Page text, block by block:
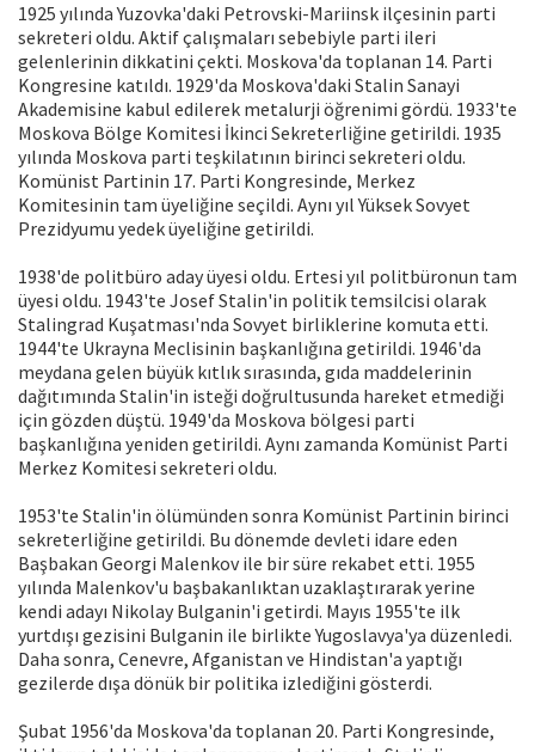
1925 yılında Yuzovka'daki Petrovski-Mariinsk ilçesinin parti
sekreteri oldu. Aktif çalışmaları sebebiyle parti ileri
gelenlerinin dikkatini çekti. Moskova'da toplanan 14. Parti
Kongresine katıldı. 1929'da Moskova'daki Stalin Sanayi
Akademisine kabul edilerek metalurji öğrenimi gördü. 1933'te
Moskova Bölge Komitesi İkinci Sekreterliğine getirildi. 1935
yılında Moskova parti teşkilatının birinci sekreteri oldu.
Komünist Partinin 17. Parti Kongresinde, Merkez
Komitesinin tam üyeliğine seçildi. Aynı yıl Yüksek Sovyet
Prezidyumu yedek üyeliğine getirildi.
1938'de politbüro aday üyesi oldu. Ertesi yıl politbüronun tam
üyesi oldu. 1943'te Josef Stalin'in politik temsilcisi olarak
Stalingrad Kuşatması'nda Sovyet birliklerine komuta etti.
1944'te Ukrayna Meclisinin başkanlığına getirildi. 1946'da
meydana gelen büyük kıtlık sırasında, gıda maddelerinin
dağıtımında Stalin'in isteği doğrultusunda hareket etmediği
için gözden düştü. 1949'da Moskova bölgesi parti
başkanlığına yeniden getirildi. Aynı zamanda Komünist Parti
Merkez Komitesi sekreteri oldu.
1953'te Stalin'in ölümünden sonra Komünist Partinin birinci
sekreterliğine getirildi. Bu dönemde devleti idare eden
Başbakan Georgi Malenkov ile bir süre rekabet etti. 1955
yılında Malenkov'u başbakanlıktan uzaklaştırarak yerine
kendi adayı Nikolay Bulganin'i getirdi. Mayıs 1955'te ilk
yurtdışı gezisini Bulganin ile birlikte Yugoslavya'ya düzenledi.
Daha sonra, Cenevre, Afganistan ve Hindistan'a yaptığı
gezilerde dışa dönük bir politika izlediğini gösterdi.
Şubat 1956'da Moskova'da toplanan 20. Parti Kongresinde,